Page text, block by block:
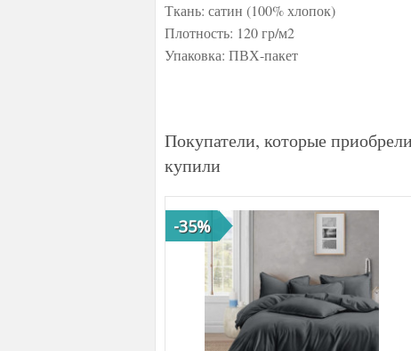
Ткань: сатин (100% хлопок)
Плотность: 120 гр/м2
Упаковка: ПВХ-пакет
Покупатели, которые
купили
-35%